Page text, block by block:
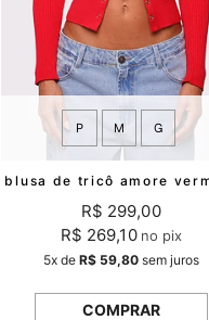
P M G
R$ 299,00
R$ 269,10 no pix
5xde R$ 59,80sem juros
COMPRAR